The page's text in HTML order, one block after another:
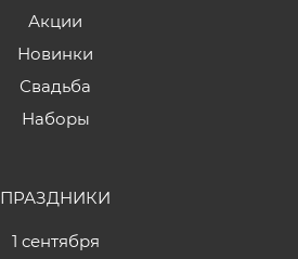
Акции
Новинки
Свадьба
Наборы
ПРАЗДНИКИ
1 сентября